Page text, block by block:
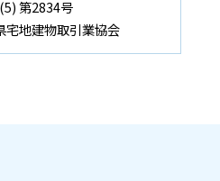
第2834号
宅地建物取引業協会